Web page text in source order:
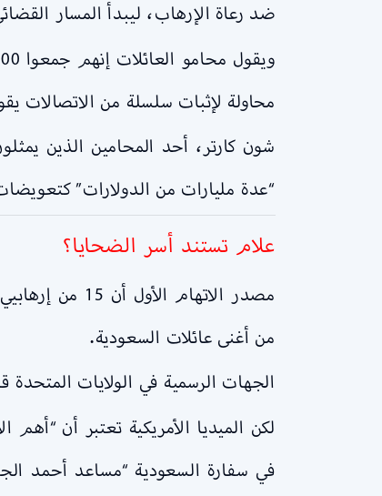
ضد رعاة الإرهاب، ليبدأ المسار
محاولة لإثبات سلسلة من الاتصالات
“عدة مليارات من الدولارات”
علام تستند أسر الضحايا؟
من أغنى عائلات السعودية.
الجهات الرسمية في الولايات المتحدة
في سفارة السعودية “مساعد أحمد